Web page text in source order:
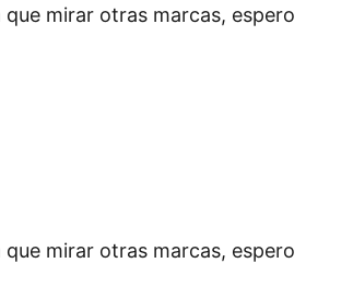
mirar otras marcas, espero
mirar otras marcas, espero